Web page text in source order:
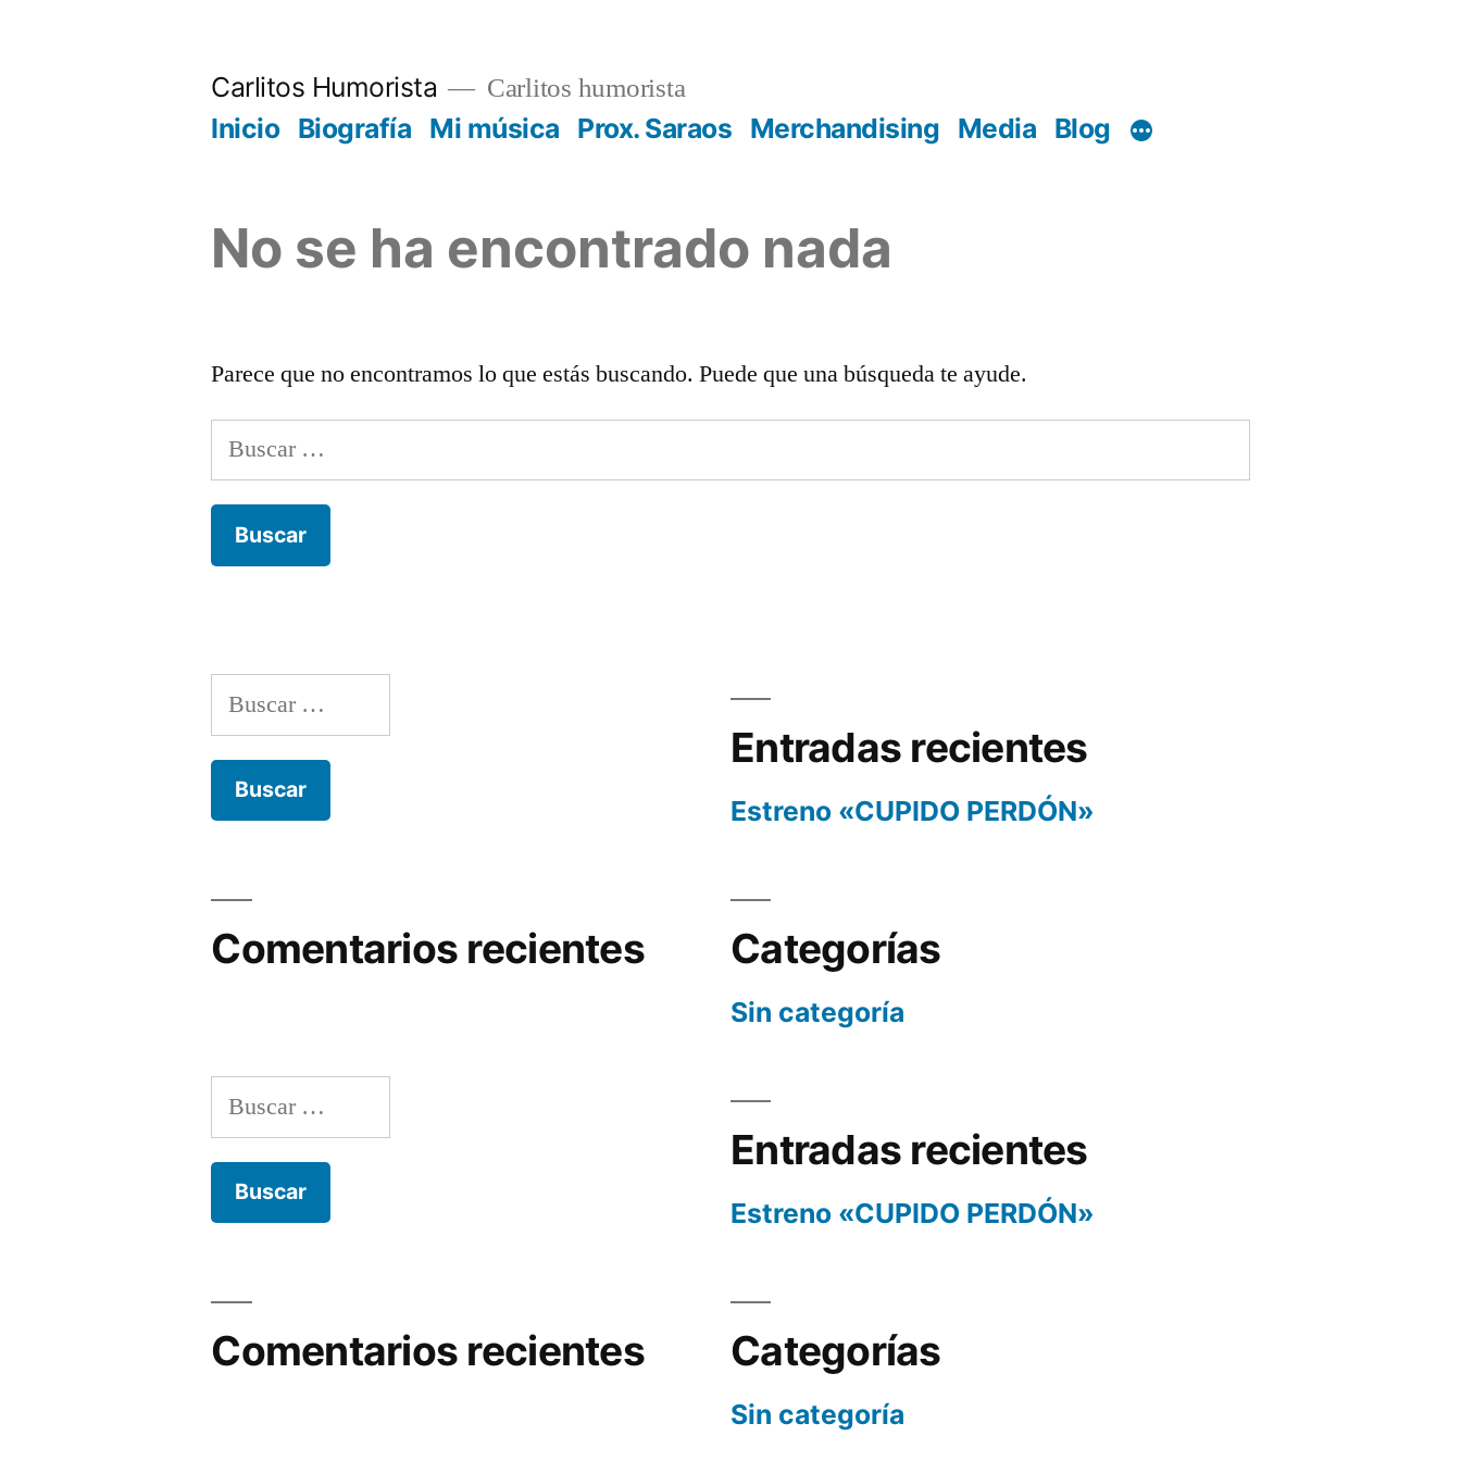
Carlitos Humorista Carlitos humorista
Inicio Biografía Mi música Prox. Saraos Merchandising Media Blog
No se ha encontrado nada
Parece que no encontramos lo que estás buscando. Puede que una búsqueda te ayude.
Buscar:
Buscar:
Entradas recientes
Estreno «CUPIDO PERDÓN»
Comentarios recientes Categorías
Sin categoría
Buscar:
Entradas recientes
Estreno «CUPIDO PERDÓN»
Comentarios recientes Categorías
Sin categoría